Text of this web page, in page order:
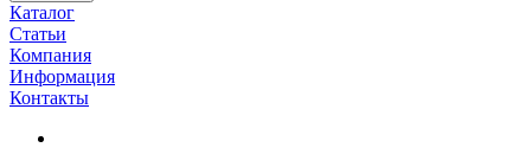
Каталог
Статьи
Компания
Информация
Контакты